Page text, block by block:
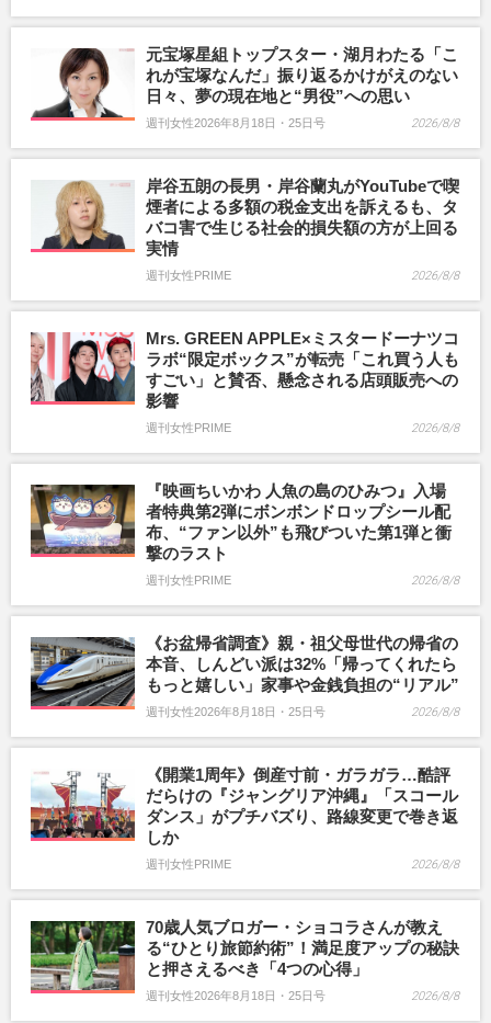
元宝塚星組トップスター・湖月わたる「こ
れが宝塚なんだ」振り返るかけがえのない
日々、夢の現在地と“男役”への思い
週刊女性2026年8月18日・25日号 2026/8/8
岸谷五朗の長男・岸谷蘭丸がYouTubeで喫
煙者による多額の税金支出を訴えるも、タ
バコ害で生じる社会的損失額の方が上回る
実情
週刊女性PRIME 2026/8/8
Mrs. GREEN APPLE×ミスタードーナツコ
ラボ“限定ボックス”が転売「これ買う人も
すごい」と賛否、懸念される店頭販売への
影響
週刊女性PRIME 2026/8/8
『映画ちいかわ 人魚の島のひみつ』入場
者特典第2弾にボンボンドロップシール配
布、“ファン以外”も飛びついた第1弾と衝
撃のラスト
週刊女性PRIME 2026/8/8
《お盆帰省調査》親・祖父母世代の帰省の
本音、しんどい派は32%「帰ってくれたら
もっと嬉しい」家事や金銭負担の“リアル”
週刊女性2026年8月18日・25日号 2026/8/8
《開業1周年》倒産寸前・ガラガラ…酷評
だらけの『ジャングリア沖縄』「スコール
ダンス」がプチバズり、路線変更で巻き返
しか
週刊女性PRIME 2026/8/8
70歳人気ブロガー・ショコラさんが教え
る“ひとり旅節約術”！満足度アップの秘訣
と押さえるべき「4つの心得」
週刊女性2026年8月18日・25日号 2026/8/8